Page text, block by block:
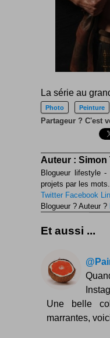
La série au
Photo Peinture
Partageur ? C'est
Auteur : Simon
Blogueur lifestyle
projets par les
Twitter Facebook
Blogueur ? Auteur ?
Et aussi ...
Une belle
marrantes,